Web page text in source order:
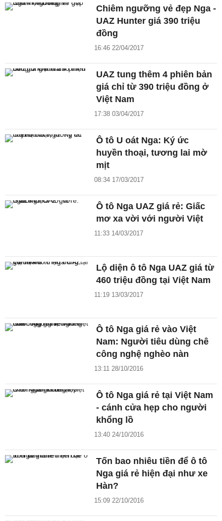
Chiêm ngưỡng vẻ đẹp Nga -
UAZ Hunter giá 390 triệu
đồng
16:46 22/04/2017
UAZ tung thêm 4 phiên bản
giá chỉ từ 390 triệu đồng ở
Việt Nam
17:38 03/04/2017
Ô tô U oát Nga: Ký ức
huyền thoại, tương lai mờ
mịt
08:34 17/03/2017
Ô tô Nga UAZ giá rẻ: Giấc
mơ xa vời với người Việt
11:33 14/03/2017
Lộ diện ô tô Nga UAZ giá từ
460 triệu đồng tại Việt Nam
11:19 13/03/2017
Ô tô Nga giá rẻ vào Việt
Nam: Người tiêu dùng chê
công nghệ nghèo nàn
13:11 28/10/2016
Ô tô Nga giá rẻ tại Việt Nam
- cánh cửa hẹp cho người
khổng lồ
13:40 24/10/2016
Tốn bao nhiêu tiền để ô tô
Nga giá rẻ hiện đại như xe
Hàn?
15:09 22/10/2016